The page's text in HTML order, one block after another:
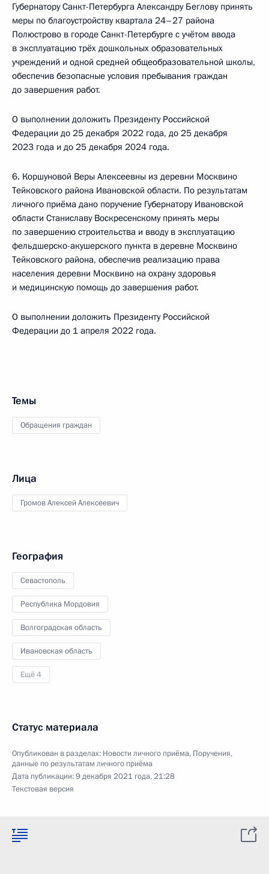
Губернатору Санкт-Петербурга Александру Беглову принять
меры по благоустройству квартала 24–27 района
Полюстрово в городе Санкт-Петербурге с учётом ввода
в эксплуатацию трёх дошкольных образовательных
учреждений и одной средней общеобразовательной школы,
обеспечив безопасные условия пребывания граждан
до завершения работ.
О выполнении доложить Президенту Российской
Федерации до 25 декабря 2022 года, до 25 декабря
2023 года и до 25 декабря 2024 года.
6. Коршуновой Веры Алексеевны из деревни Москвино
Тейковского района Ивановской области. По результатам
личного приёма дано поручение Губернатору Ивановской
области Станиславу Воскресенскому принять меры
по завершению строительства и вводу в эксплуатацию
фельдшерско-акушерского пункта в деревне Москвино
Тейковского района, обеспечив реализацию права
населения деревни Москвино на охрану здоровья
и медицинскую помощь до завершения работ.
О выполнении доложить Президенту Российской
Федерации до 1 апреля 2022 года.
Темы
Обращения граждан
Лица
Громов Алексей Алексеевич
География
Севастополь
Республика Мордовия
Волгоградская область
Ивановская область
Ещё 4
Статус материала
Опубликован в разделах: Новости личного приёма, Поручения,
данные по результатам личного приёма
Дата публикации:9 декабря 2021 года, 21:28
Текстовая версия